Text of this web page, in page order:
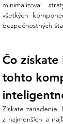
Koniec
je pre vašu
10 panelov?
flexibilný aj
Technické
V Ensun dbáme
nadštandardná
minimalizoval
všetkých
bezpečnostných
Čo získate
tohto
Získate
z najmenších a